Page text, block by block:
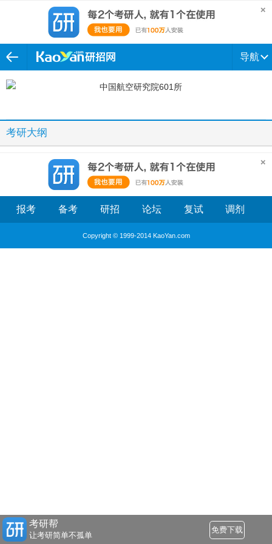
导航
考研大纲
报考 备考 研招 论坛 复试 调剂
Copyright © 1999-2014 KaoYan.com
考研帮
让考研简单不孤单
免费下载